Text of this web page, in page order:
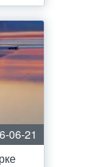
06-21